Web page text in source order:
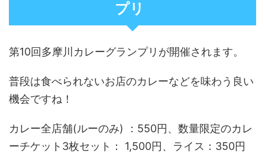
プリ
第10回多摩川カレーグランプリが開催されます。
普段は食べられないお店のカレーなどを味わう良い
機会ですね！
カレー全店舗(ルーのみ) ：550円、数量限定のカレ
ーチケット3枚セット： 1,500円、ライス：350円